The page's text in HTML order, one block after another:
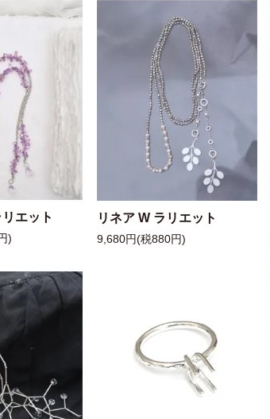
エット
)
リネア W ラリエット
9,680円(税880円)